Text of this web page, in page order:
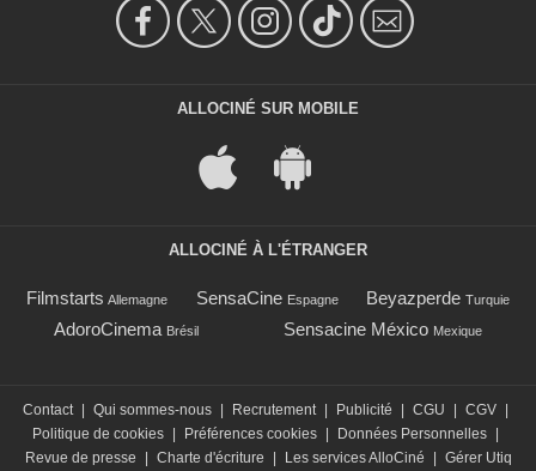
ALLOCINÉ SUR MOBILE
ALLOCINÉ À L'ÉTRANGER
Filmstarts Allemagne SensaCine Espagne Beyazperde Turquie
AdoroCinema Brésil Sensacine México Mexique
Contact | Qui sommes-nous | Recrutement | Publicité | CGU | CGV |
Politique de cookies | Préférences cookies | Données Personnelles |
Revue de presse
| Charte d'écriture | Les services AlloCiné | Gérer Utiq